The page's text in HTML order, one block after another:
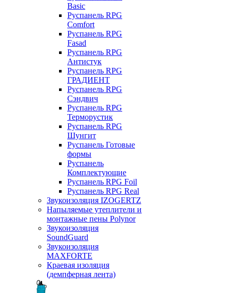
Basic
Руспанель RPG
Comfort
Руспанель RPG
Fasad
Руспанель RPG
Антистук
Руспанель RPG
ГРАДИЕНТ
Руспанель RPG
Сэндвич
Руспанель RPG
Терморустик
Руспанель RPG
Шунгит
Руспанель Готовые
формы
Руспанель
Комплектующие
Руспанель RPG Foil
Руспанель RPG Real
Звукоизоляция IZOGERTZ
Напыляемые утеплители и
монтажные пены Polynor
Звукоизоляция
SoundGuard
Звукоизоляция
MAXFORTE
Краевая изоляция
(демпферная лента)